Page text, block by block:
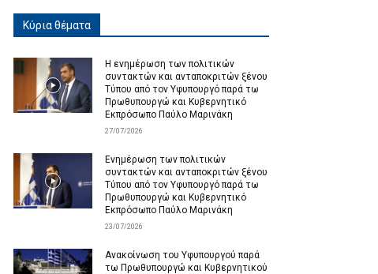
Κύρια θέματα
Η ενημέρωση των πολιτικών
συντακτών και ανταποκριτών ξένου
Τύπου από τον Υφυπουργό παρά τω
Πρωθυπουργώ και Κυβερνητικό
Εκπρόσωπο Παύλο Μαρινάκη
27/07/2026
Ενημέρωση των πολιτικών
συντακτών και ανταποκριτών ξένου
Τύπου από τον Υφυπουργό παρά τω
Πρωθυπουργώ και Κυβερνητικό
Εκπρόσωπο Παύλο Μαρινάκη
23/07/2026
Ανακοίνωση του Υφυπουργού παρά
τω Πρωθυπουργώ και Κυβερνητικού